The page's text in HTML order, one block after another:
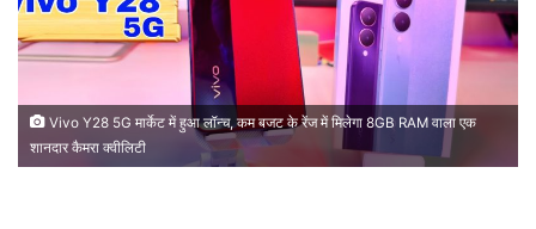
Vivo Y28 5G मार्केट में हुआ लॉन्च, कम बजट के रेंज में मिलेगा 8GB RAM वाला एक
शानदार कैमरा क्वीलिटी